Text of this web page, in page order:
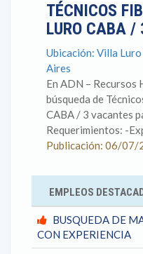
TÉCNICOS
LURO CABA /
Ubicación: Villa
Aires
En ADN – Recursos
búsqueda de
CABA / 3 vacantes
Requerimientos: -
Publicación: 06/
EMPLEOS
BUSQUEDA DE
CON EXPERIENCIA